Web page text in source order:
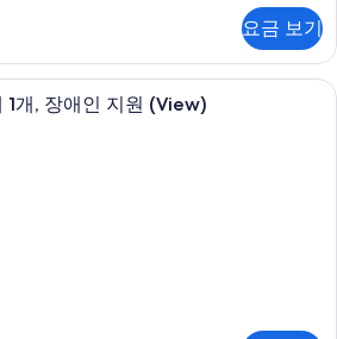
요금 보기
1개, 장애인 지원 (View)